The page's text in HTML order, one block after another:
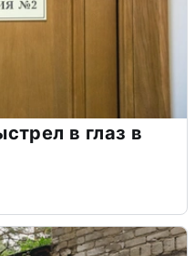
в глаз в